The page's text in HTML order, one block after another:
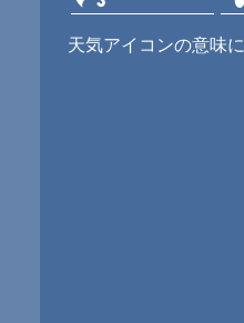
天気アイコンの意味